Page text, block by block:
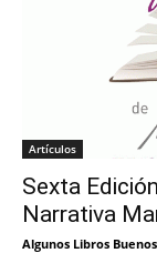
Artículos
Sexta
Narrativa
Algunos Libros Buenos